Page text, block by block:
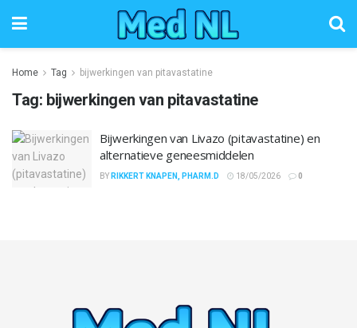
Home Tag bijwerkingen van pitavastatine
Tag: bijwerkingen van pitavastatine
Bijwerkingen van Livazo (pitavastatine) en
alternatieve geneesmiddelen
BY RIKKERT KNAPEN, PHARM.D 18/05/2026 0